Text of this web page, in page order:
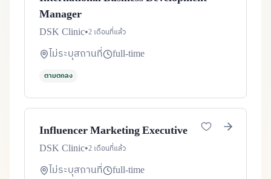
Manager
DSK Clinic•2 เดือนที่แล้ว
ไม่ระบุสถานที่ full-time
ตามตกลง
Influencer Marketing Executive
DSK Clinic•2 เดือนที่แล้ว
ไม่ระบุสถานที่ full-time